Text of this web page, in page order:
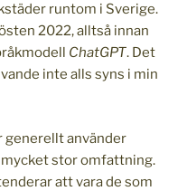
runtom i Sverige.
2022, alltså innan
ChatGPT. Det
inte alls syns i min
använder
stor omfattning.
att vara de som